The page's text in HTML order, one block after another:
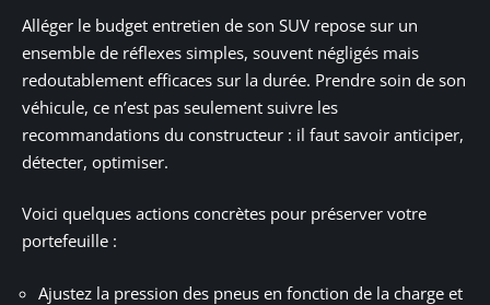
Alléger le budget entretien de son SUV repose sur un
ensemble de réflexes simples, souvent négligés mais
redoutablement efficaces sur la durée. Prendre soin de son
véhicule, ce n’est pas seulement suivre les
recommandations du constructeur : il faut savoir anticiper,
détecter, optimiser.
Voici quelques actions concrètes pour préserver votre
portefeuille :
Ajustez la pression des pneus en fonction de la charge et